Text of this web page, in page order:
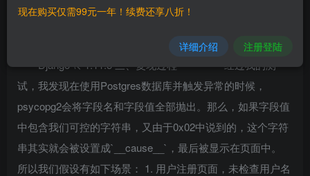
二、漏洞影响
Django \< 1.11.5 三、复现过程 ------------ 经过我的测
试，我发现在使用Postgres数据库并触发异常的时候，
psycopg2会将字段名和字段值全部抛出。那么，如果字段值
中包含我们可控的字符串，又由于0x02中说到的，这个字符
串其实就会被设置成`__cause__`，最后被显示在页面中。
所以我们假设有如下场景： 1. 用户注册页面，未检查用户名
现在购买仅需99元一年！续费还享八折！
详细介绍 注册登陆